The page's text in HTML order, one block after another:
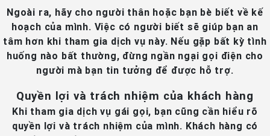
Ngoài ra, hãy cho người thân hoặc bạn bè biết về kế
hoạch của mình. Việc có người biết sẽ giúp bạn an
tâm hơn khi tham gia dịch vụ này. Nếu gặp bất kỳ tình
huống nào bất thường, đừng ngần ngại gọi điện cho
người mà bạn tin tưởng để được hỗ trợ.
Quyền lợi và trách nhiệm của khách hàng
Khi tham gia dịch vụ gái gọi, bạn cũng cần hiểu rõ
quyền lợi và trách nhiệm của mình. Khách hàng có